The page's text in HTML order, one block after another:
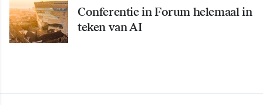
Conferentie in Forum helemaal in
teken van AI